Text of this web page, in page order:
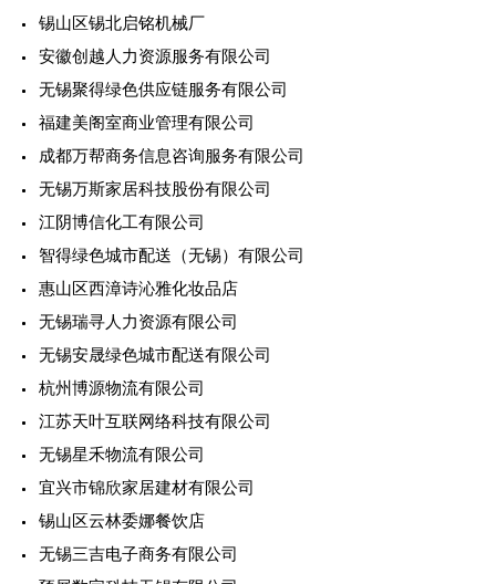
锡山区锡北启铭机械厂
安徽创越人力资源服务有限公司
无锡聚得绿色供应链服务有限公司
福建美阁室商业管理有限公司
成都万帮商务信息咨询服务有限公司
无锡万斯家居科技股份有限公司
江阴博信化工有限公司
智得绿色城市配送（无锡）有限公司
惠山区西漳诗沁雅化妆品店
无锡瑞寻人力资源有限公司
无锡安晟绿色城市配送有限公司
杭州博源物流有限公司
江苏天叶互联网络科技有限公司
无锡星禾物流有限公司
宜兴市锦欣家居建材有限公司
锡山区云林委娜餐饮店
无锡三吉电子商务有限公司